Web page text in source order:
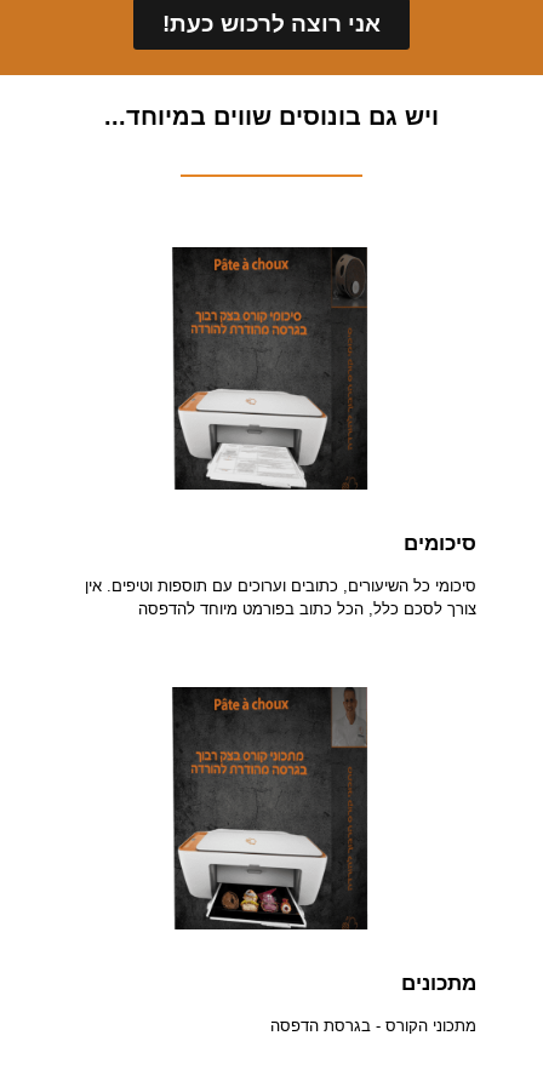
אני רוצה לרכוש כעת!
ויש גם בונוסים שווים במיוחד...
סיכומים
סיכומי כל השיעורים, כתובים וערוכים עם תוספות וטיפים. אין
צורך לסכם כלל, הכל כתוב בפורמט מיוחד להדפסה
מתכונים
מתכוני הקורס - בגרסת הדפסה